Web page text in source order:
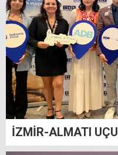
İZMİR-ALMATI